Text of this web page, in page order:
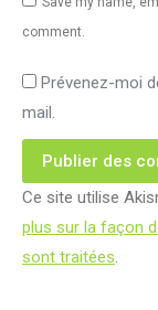
comment.
Prévenez-moi
mail.
Publier des
Ce site utilise
plus sur la façon
sont traitées.